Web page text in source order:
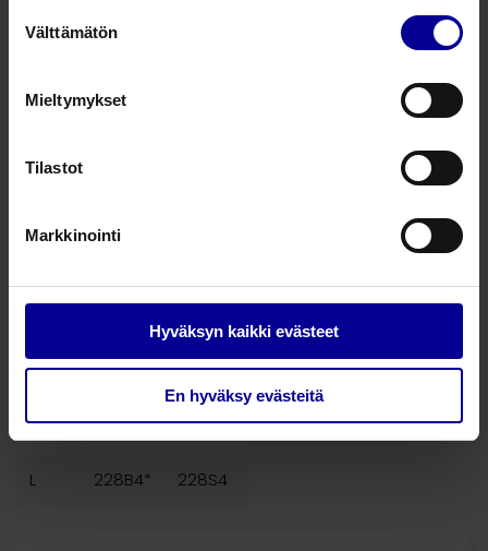
valinta
Välttämätön
Mieltymykset
Tilastot
Markkinointi
Hyväksyn kaikki evästeet
En hyväksy evästeitä
XL 218B5*
Microfine sormikas
228S1*
S 228B2* 228S2
M 228B3* 228S3
L 228B4* 228S4